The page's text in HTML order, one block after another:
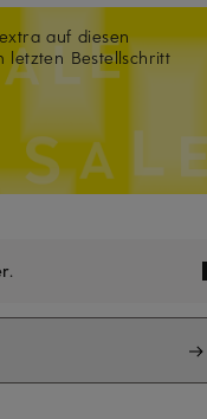
auf diesen
Bestellschritt
.